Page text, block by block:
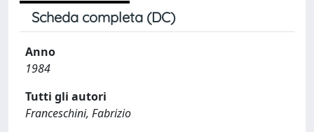
Scheda completa (DC)
Anno
1984
Tutti gli autori
Franceschini, Fabrizio